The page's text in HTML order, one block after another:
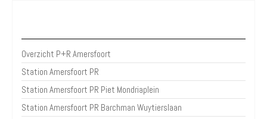
Overzicht P+R Amersfoort
Station Amersfoort PR
Station Amersfoort PR Piet Mondriaplein
Station Amersfoort PR Barchman Wuytierslaan